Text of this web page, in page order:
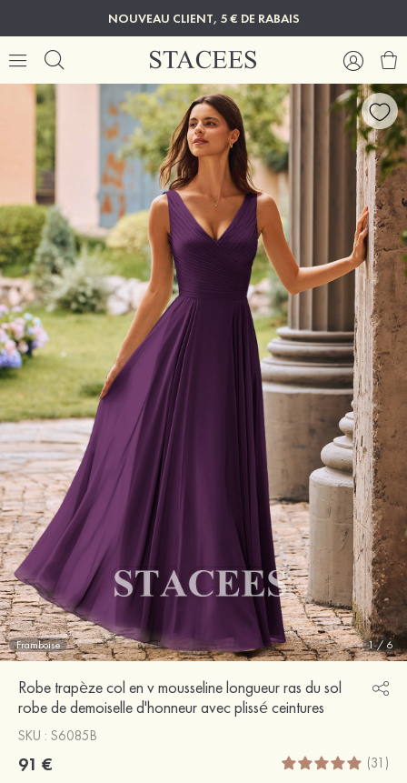
NOUVEAU CLIENT, 5 € DE RABAIS
Framboise 1/ 6
Robe trapèze col en v mousseline longueur ras du sol
robe de demoiselle d'honneur avec plissé ceintures
SKU : S6085B
91 € (31)